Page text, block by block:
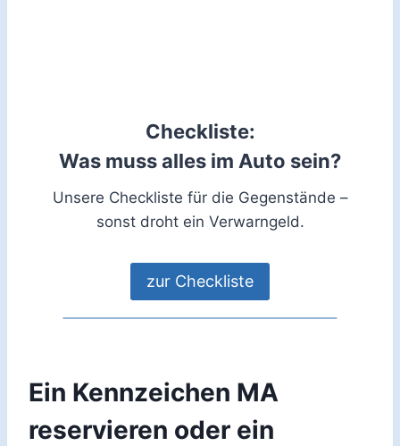
Checkliste:
Was muss alles im Auto sein?
Unsere Checkliste für die Gegenstände –
sonst droht ein Verwarngeld.
zur Checkliste
Ein Kennzeichen MA
reservieren oder ein